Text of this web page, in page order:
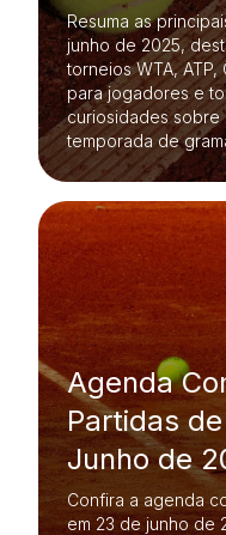
Resuma as
junho de 2025,
torneios WTA,
para jogadores e
curiosidades sobre
temporada de
Agenda
Partidas
Junho de
Confira a agenda
em 23 de junho de